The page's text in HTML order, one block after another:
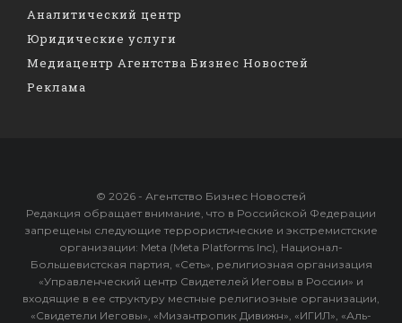
Аналитический центр
Юридические услуги
Медиацентр Агентства Бизнес Новостей
Реклама
© 2026 - Агентство Бизнес Новостей
Редакция обращает внимание, что в Российской Федерации
запрещены следующие террористические и экстремистские
организации: Meta (Meta Platforms Inc), Национал-
Большевистская партия, «Сеть», религиозная организация
«Управленческий центр Свидетелей Иеговы в России» и
входящие в ее структуру местные религиозные организации,
«Свидетели Иеговы», «Мизантропик Дивижн», «ИГИЛ», «Аль-